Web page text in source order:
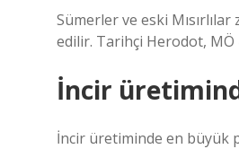
Sümerler ve eski
edilir. Tarihçi Herodot, MÖ
İncir
İncir üretiminde en büyük